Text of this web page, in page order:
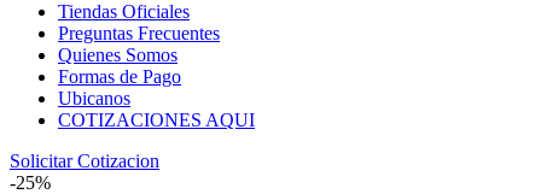
Tiendas Oficiales
Preguntas Frecuentes
Quienes Somos
Formas de Pago
Ubicanos
COTIZACIONES AQUI
Solicitar Cotizacion
-25%